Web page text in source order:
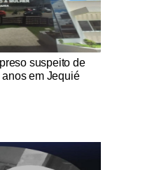
suspeito de
em Jequié